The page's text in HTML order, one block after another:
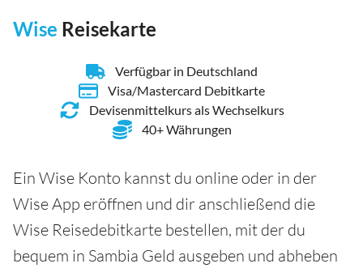
Wise Reisekarte
Verfügbar in Deutschland
Visa/Mastercard Debitkarte
Devisenmittelkurs als Wechselkurs
40+ Währungen
Ein Wise Konto kannst du online oder in der
Wise App eröffnen und dir anschließend die
Wise Reisedebitkarte bestellen, mit der du
bequem in Sambia Geld ausgeben und abheben